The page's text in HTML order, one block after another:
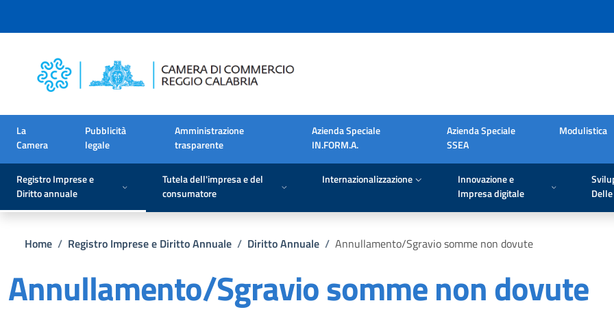
La
Camera
Pubblicità
legale
Amministrazione
trasparente
Azienda Speciale
IN.FORM.A.
Azienda Speciale
SSEA
Modulistica
Registro Imprese e
Diritto annuale
Tutela dell'impresa e del
consumatore
Internazionalizzazione
Innovazione e
Impresa digitale
Briciole di pane
Home / Registro Imprese e Diritto Annuale / Diritto Annuale / Annullamento/Sgravio somme non dovute
Annullamento/Sgravio somme non dovute